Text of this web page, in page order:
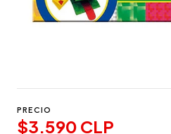
PRECIO
$3.590 CLP